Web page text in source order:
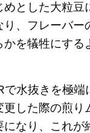
とした大粒
、フレーバ
を犠牲にす
水抜きを極
した際の煎
なり、これ